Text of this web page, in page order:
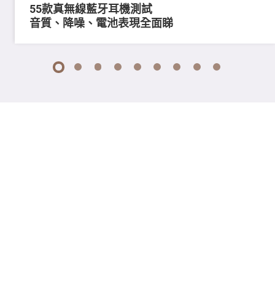
55款真無線藍牙耳機測試
音質、降噪、電池表現全面睇
1 2 3 4 5 6 7 8 9